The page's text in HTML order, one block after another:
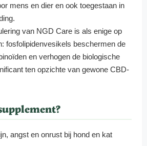
mens en dier en ook toegestaan in
van NGD Care is als enige op
fosfolipidenvesikels beschermen de
en verhogen de biologische
ten opzichte van gewone CBD-
angst en onrust bij hond en kat